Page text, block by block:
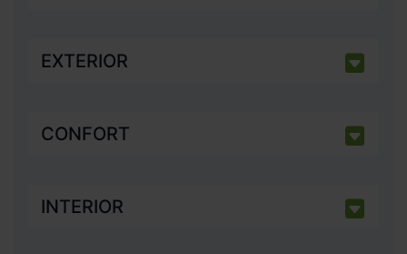
EXTERIOR
CONFORT
INTERIOR